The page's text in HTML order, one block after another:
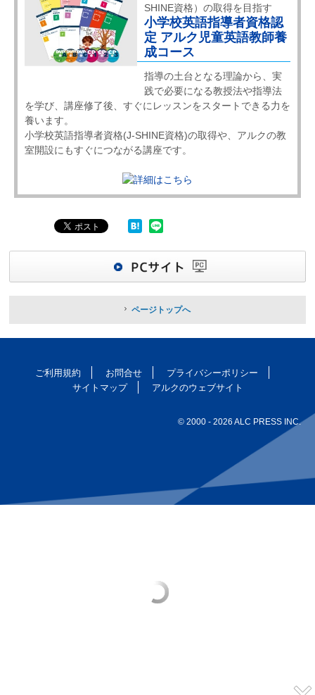
SHINE資格）の取得を目指す
小学校英語指導者資格認
定 アルク児童英語教師養
成コース
指導の土台となる理論から、実
践で必要になる教授法や指導法
を学び、講座修了後、すぐにレッスンをスタートできる力を
養います。
小学校英語指導者資格(J-SHINE資格)の取得や、アルクの教
室開設にもすぐにつながる講座です。
ページトップへ
ご利用規約 お問合せ
プライバシーポリシー
サイトマップ
アルクのウェブサイト
© 2000 - 2026 ALC PRESS INC.